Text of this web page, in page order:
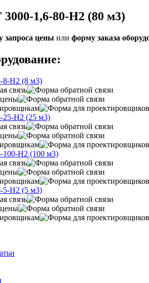
1,6-80-Н2 (80 м3)
запроса цены или форму заказа
8-Н2 (8 м3)
связь
25-Н2 (25 м3)
связь
100-Н2 (100 м3)
связь
5-Н2 (5 м3)
связь